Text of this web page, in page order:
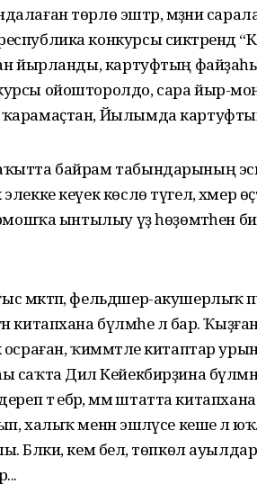
төрлө эштәр, мәҙәни
конкурсы сиктәрендә
йырланды, картуфтың файҙаһы
ойошторолдо, сара йыр-
ҡарамаҫтан, Йылымда
байрам табындарының
элекке кеүек көслө түгел, хәмер
ынтылыу үҙ һөҙөмтәһен
мәктәп, фельдшер-акушерлыҡ
китапхана бүлмәһе лә бар.
осраған, ҡиммәтле китаптар
саҡта Дилә Кейекбирҙина
тә ебәрә, әммә штатта
халыҡ менән эшләүсе кеше
Бәлки, кем белә, төпкөл